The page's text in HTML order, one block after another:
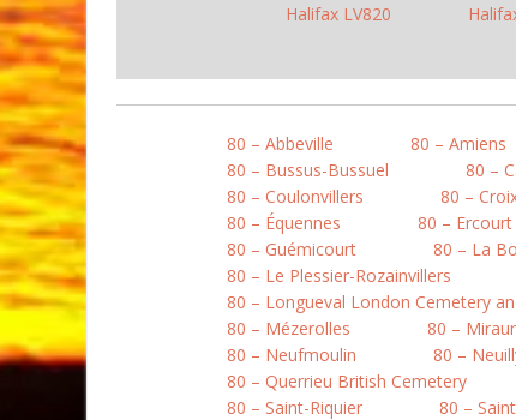
Halifax LV820
80 – Abbeville 80 – Amiens
80 – Bussus-Bussuel
80 –
80 – Coulonvillers
80 –
80 – Équennes
80 – Ercourt
80 – Guémicourt
80 – La
80 – Le Plessier-Rozainvillers
80 – Longueval London Cemetery
80 – Mézerolles
80 –
80 – Neufmoulin
80 –
80 – Querrieu British Cemetery
80 – Saint-Riquier
80 –